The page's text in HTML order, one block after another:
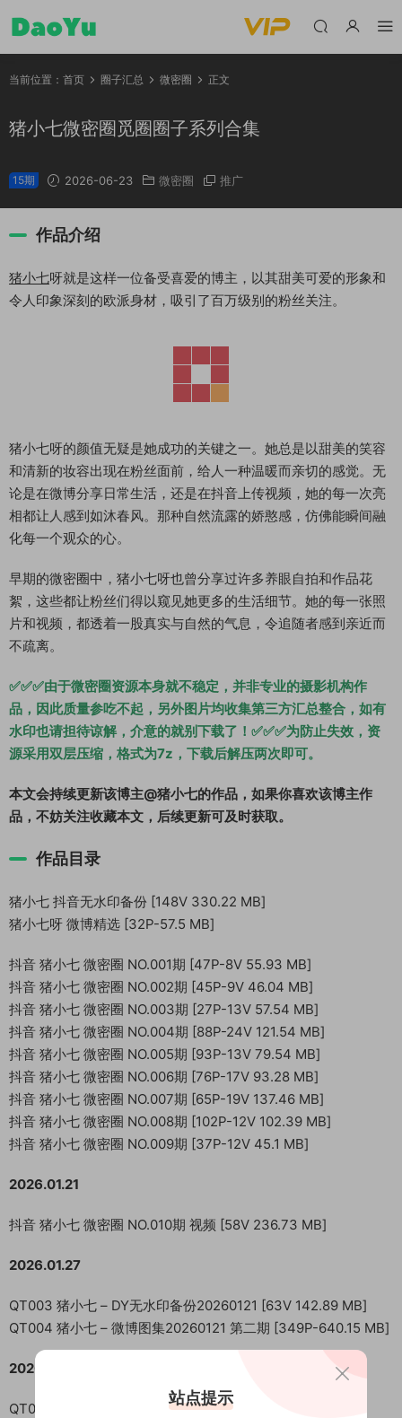
当前位置： 首页 圈子汇总 微密圈 正文
猪小七微密圈觅圈圈子系列合集
15期 2026-06-23 微密圈 推广
作品介绍
猪小七呀就是这样一位备受喜爱的博主，以其甜美可爱的形象和
令人印象深刻的欧派身材，吸引了百万级别的粉丝关注。
猪小七呀的颜值无疑是她成功的关键之一。她总是以甜美的笑容
和清新的妆容出现在粉丝面前，给人一种温暖而亲切的感觉。无
论是在微博分享日常生活，还是在抖音上传视频，她的每一次亮
相都让人感到如沐春风。那种自然流露的娇憨感，仿佛能瞬间融
化每一个观众的心。
早期的微密圈中，猪小七呀也曾分享过许多养眼自拍和作品花
絮，这些都让粉丝们得以窥见她更多的生活细节。她的每一张照
片和视频，都透着一股真实与自然的气息，令追随者感到亲近而
不疏离。
✅✅✅由于微密圈资源本身就不稳定，并非专业的摄影机构作
品，因此质量参吃不起，另外图片均收集第三方汇总整合，如有
水印也请担待谅解，介意的就别下载了！✅✅✅为防止失效，资
源采用双层压缩，格式为7z，下载后解压两次即可。
本文会持续更新该博主@猪小七的作品，如果你喜欢该博主作
品，不妨关注收藏本文，后续更新可及时获取。
作品目录
猪小七 抖音无水印备份 [148V 330.22 MB]
猪小七呀 微博精选 [32P-57.5 MB]
抖音 猪小七 微密圈 NO.001期 [47P-8V 55.93 MB]
抖音 猪小七 微密圈 NO.002期 [45P-9V 46.04 MB]
抖音 猪小七 微密圈 NO.003期 [27P-13V 57.54 MB]
抖音 猪小七 微密圈 NO.004期 [88P-24V 121.54 MB]
抖音 猪小七 微密圈 NO.005期 [93P-13V 79.54 MB]
抖音 猪小七 微密圈 NO.006期 [76P-17V 93.28 MB]
抖音 猪小七 微密圈 NO.007期 [65P-19V 137.46 MB]
抖音 猪小七 微密圈 NO.008期 [102P-12V 102.39 MB]
抖音 猪小七 微密圈 NO.009期 [37P-12V 45.1 MB]
2026.01.21
抖音 猪小七 微密圈 NO.010期 视频 [58V 236.73 MB]
2026.01.27
QT003 猪小七 – DY无水印备份20260121 [63V 142.89 MB]
QT004 猪小七 – 微博图集20260121 第二期 [349P-640.15 MB]
2026.06.23
QT005 抖音猪小七 – 抖奶舞系列[12P-10V 904.97 MB]
站点提示